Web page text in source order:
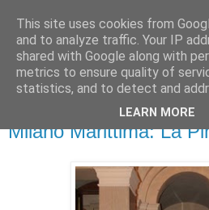
lunedì 26 luglio 2010
Milano Marittima: La
This site uses cookies from
and to analyze traffic. Your IP
shared with Google along with
metrics to ensure quality of
statistics, and to detect and
LEARN MORE